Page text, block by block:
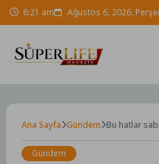
Skip 6:21 am Ağustos 6, 2026,
Ana Sayfa Gündem Bu hatlar
Gündem